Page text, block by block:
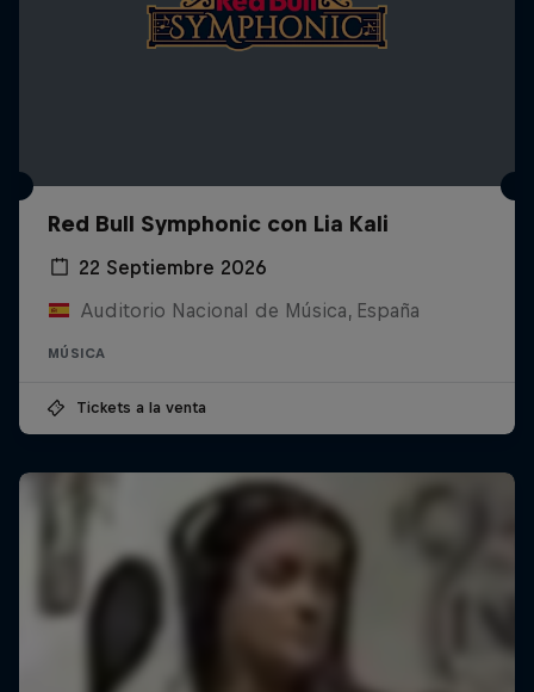
Red Bull Symphonic con Lia Kali
22 Septiembre 2026
Auditorio Nacional de Música, España
MÚSICA
Tickets a la venta